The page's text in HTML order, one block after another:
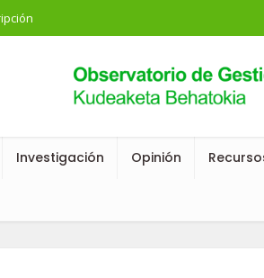
Investigación Opinión